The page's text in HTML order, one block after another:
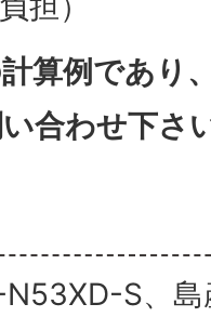
計算例であり
合わせ下さ
S、